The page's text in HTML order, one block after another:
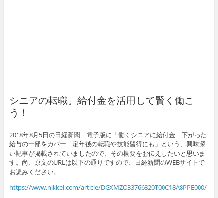
シニアの転職。給付金を活用して賢く働こ
う！
2018年8月5日の日経新聞 電子版に「働くシニアに給付金 下がった
給与の一部をカバー 定年後の転職や技能習得にも」という、興味深
い記事が掲載されていましたので、その概要をお伝えしたいと思いま
す。尚、原文のURLは以下の通りですので、日経新聞のWEBサイトで
お読みください。
https://www.nikkei.com/article/DGXMZO33766820T00C18A8PPE000/